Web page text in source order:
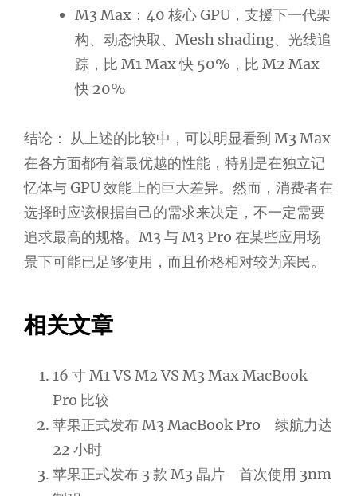
M3 Max：40 核心 GPU，支援下一代架
构、动态快取、Mesh shading、光线追
踪，比 M1 Max 快 50%，比 M2 Max
快 20%
结论： 从上述的比较中，可以明显看到 M3 Max
在各方面都有着最优越的性能，特别是在独立记
忆体与 GPU 效能上的巨大差异。然而，消费者在
选择时应该根据自己的需求来决定，不一定需要
追求最高的规格。M3 与 M3 Pro 在某些应用场
景下可能已足够使用，而且价格相对较为亲民。
相关文章
16 寸 M1 VS M2 VS M3 Max MacBook
Pro 比较
苹果正式发布 M3 MacBook Pro 续航力达
22 小时
苹果正式发布 3 款 M3 晶片 首次使用 3nm